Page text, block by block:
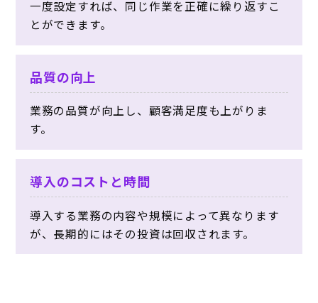
一度設定すれば、同じ作業を正確に繰り返すこ
とができます。
品質の向上
業務の品質が向上し、顧客満足度も上がりま
す。
導入のコストと時間
導入する業務の内容や規模によって異なります
が、長期的にはその投資は回収されます。